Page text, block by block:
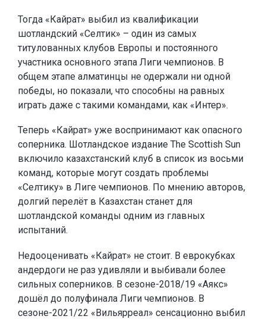
Тогда «Кайрат» выбил из квалификации
шотландский «Селтик» – один из самых
титулованных клубов Европы и постоянного
участника основного этапа Лиги чемпионов. В
общем этапе алматинцы не одержали ни одной
победы, но показали, что способны на равных
играть даже с такими командами, как «Интер».
Теперь «Кайрат» уже воспринимают как опасного
соперника. Шотландское издание The Scottish Sun
включило казахстанский клуб в список из восьми
команд, которые могут создать проблемы
«Селтику» в Лиге чемпионов. По мнению авторов,
долгий перелёт в Казахстан станет для
шотландской команды одним из главных
испытаний.
Недооценивать «Кайрат» не стоит. В еврокубках
андердоги не раз удивляли и выбивали более
сильных соперников. В сезоне-2018/19 «Аякс»
дошёл до полуфинала Лиги чемпионов. В
сезоне-2021/22 «Вильярреал» сенсационно выбил